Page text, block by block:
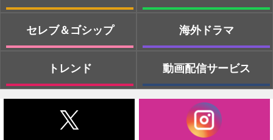
セレブ＆ゴシップ
トレンド
海外ドラマ
動画配信サービス